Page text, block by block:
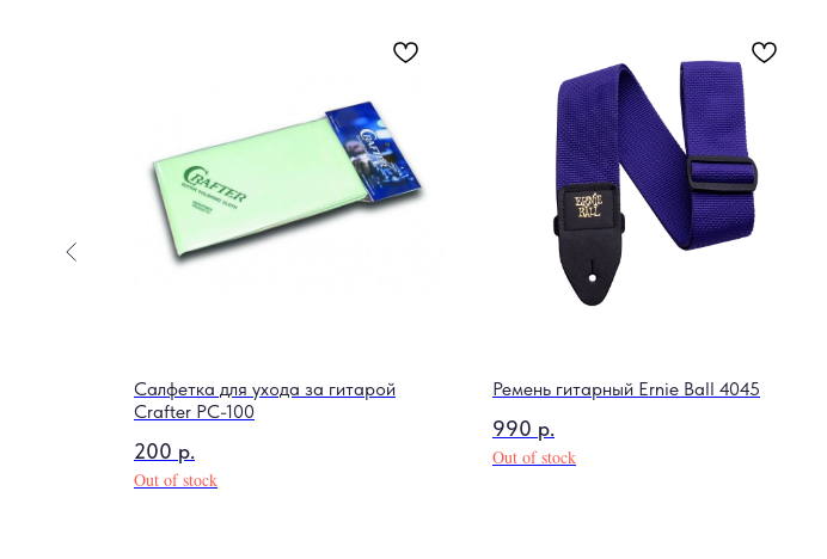
Салфетка для ухода за гитарой
Crafter PC-100
200 р.
Out of stock
Ремень гитарный Ernie Ball 4045
990 р.
Out of stock